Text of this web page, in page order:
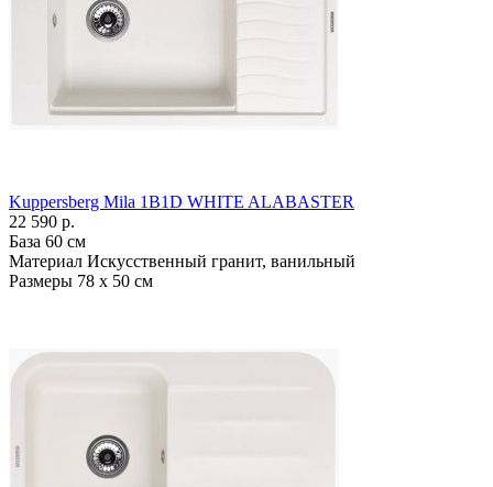
Kuppersberg Mila 1B1D WHITE ALABASTER
22 590 р.
База 60 см
Материал Искусственный гранит, ванильный
Размеры 78 x 50 см